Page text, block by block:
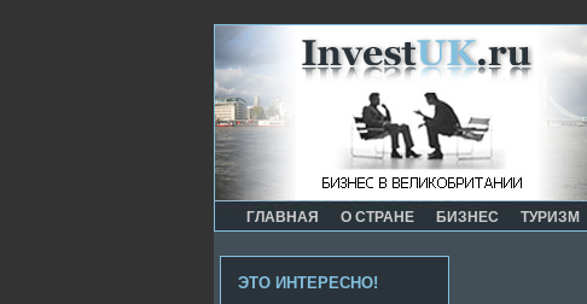
ГЛАВНАЯ О СТРАНЕ БИЗНЕС ТУРИЗМ
ЭТО ИНТЕРЕСНО!